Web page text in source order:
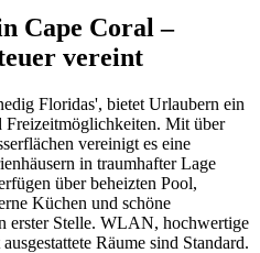
Cape Coral –
vereint
Floridas', bietet Urlaubern ein
Freizeitmöglichkeiten. Mit über
vereinigt es eine
in traumhafter Lage
über beheizten Pool,
Küchen und schöne
erster Stelle. WLAN, hochwertige
Räume sind Standard.